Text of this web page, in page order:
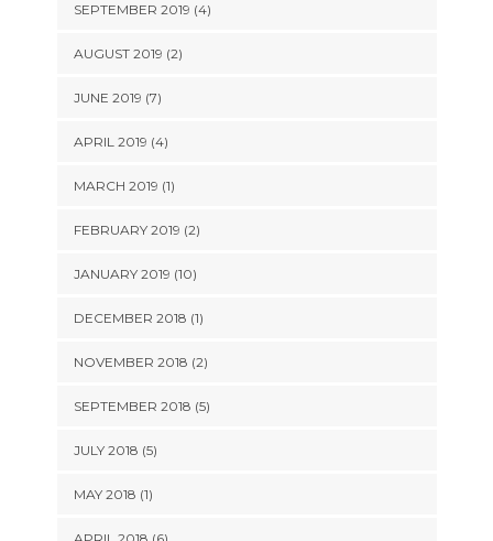
SEPTEMBER 2019 (4)
AUGUST 2019 (2)
JUNE 2019 (7)
APRIL 2019 (4)
MARCH 2019 (1)
FEBRUARY 2019 (2)
JANUARY 2019 (10)
DECEMBER 2018 (1)
NOVEMBER 2018 (2)
SEPTEMBER 2018 (5)
JULY 2018 (5)
MAY 2018 (1)